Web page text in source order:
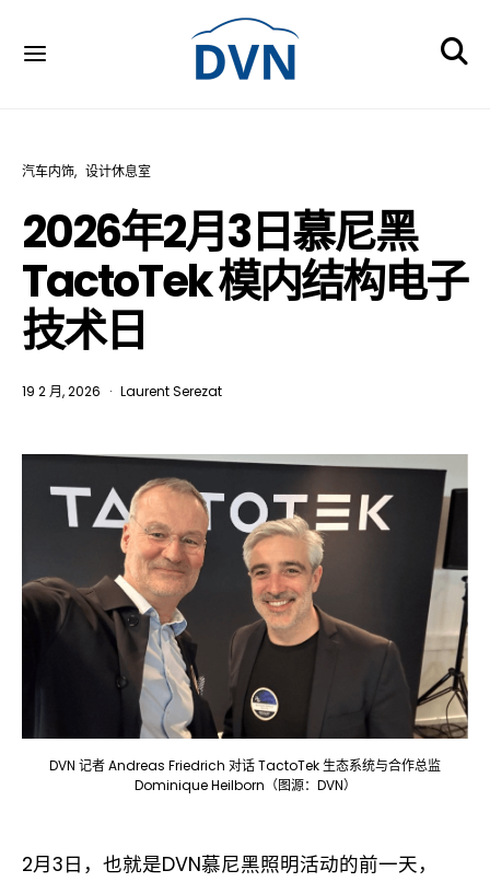
汽车内饰 设计休息室
2026年2月3日慕尼黑
TactoTek 模内结构电子
技术日
19 2 月, 2026 Laurent Serezat
DVN 记者 Andreas Friedrich 对话 TactoTek 生态系统与合作总监
Dominique Heilborn（图源：DVN）
2月3日，也就是DVN慕尼黑照明活动的前一天，